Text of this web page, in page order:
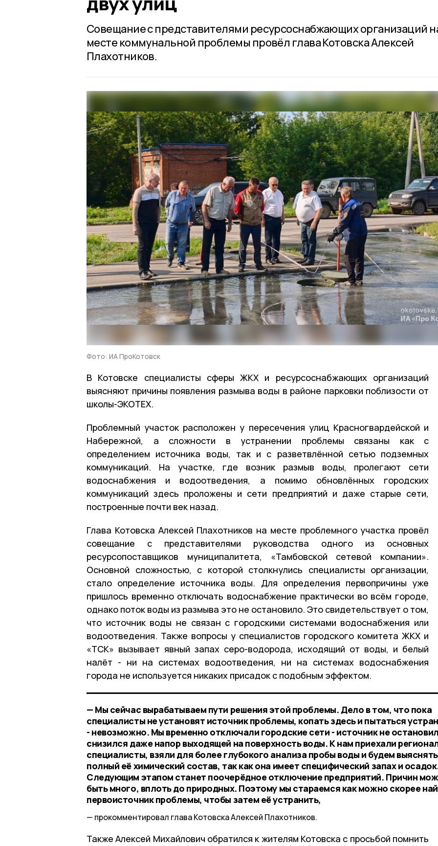
Совещание с представителями ресурсоснабжающих организаций
месте коммунальной проблемы провёл глава Котовска Алексей
Плахотников.
Фото: ИА ПроКотовск
В Котовске специалисты сферы ЖКХ и ресурсоснабжающих организаций
выясняют причины появления размыва воды в районе парковки поблизости от
школы-ЭКОТЕХ.
Проблемный участок расположен у пересечения улиц Красногвардейской и
Набережной, а сложности в устранении проблемы связаны как с
определением источника воды, так и с разветвлённой сетью подземных
коммуникаций. На участке, где возник размыв воды, пролегают сети
водоснабжения и водоотведения, а помимо обновлённых городских
коммуникаций здесь проложены и сети предприятий и даже старые сети,
построенные почти век назад.
Глава Котовска Алексей Плахотников на месте проблемного участка провёл
совещание с представителями руководства одного из основных
ресурсопоставщиков муниципалитета, «Тамбовской сетевой компании».
Основной сложностью, с которой столкнулись специалисты организации,
стало определение источника воды. Для определения первопричины уже
пришлось временно отключать водоснабжение практически во всём городе,
однако поток воды из размыва это не остановило. Это свидетельствует о том,
что источник воды не связан с городскими системами водоснабжения или
водоотведения. Также вопросы у специалистов городского комитета ЖКХ и
«ТСК» вызывает явный запах серо-водорода, исходящий от воды, и белый
налёт - ни на системах водоотведения, ни на системах водоснабжения
города не используется никаких присадок с подобным эффектом.
— Мы сейчас вырабатываем пути решения этой проблемы. Дело в том, что пока
специалисты не установят источник проблемы, копать здесь и пытаться
- невозможно. Мы временно отключали городские сети - источник не
снизился даже напор выходящей на поверхность воды. К нам приехали
специалисты, взяли для более глубокого анализа пробы воды и будем выяснять
полный её химический состав, так как она имеет специфический запах и
Следующим этапом станет поочерёдное отключение предприятий. Причин
быть много, вплоть до природных. Поэтому мы стараемся как можно скорее
первоисточник проблемы, чтобы затем её устранить,
прокомментировал глава Котовска Алексей Плахотников.
Также Алексей Михайлович обратился к жителям Котовска с просьбой помнить